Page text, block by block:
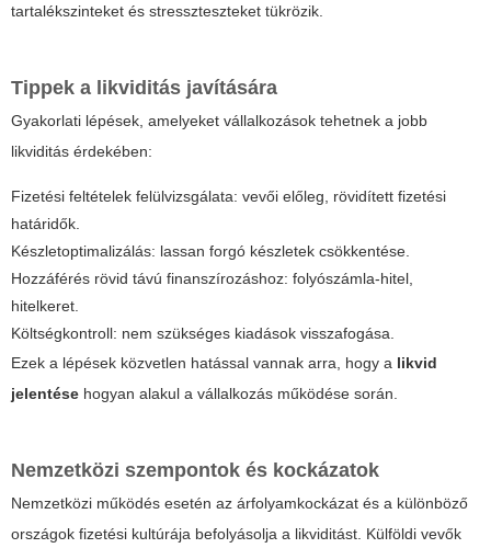
tartalékszinteket és stresszteszteket tükrözik.
Tippek a likviditás javítására
Gyakorlati lépések, amelyeket vállalkozások tehetnek a jobb
likviditás érdekében:
Fizetési feltételek felülvizsgálata: vevői előleg, rövidített fizetési
határidők.
Készletoptimalizálás: lassan forgó készletek csökkentése.
Hozzáférés rövid távú finanszírozáshoz: folyószámla-hitel,
hitelkeret.
Költségkontroll: nem szükséges kiadások visszafogása.
Ezek a lépések közvetlen hatással vannak arra, hogy a likvid
jelentése hogyan alakul a vállalkozás működése során.
Nemzetközi szempontok és kockázatok
Nemzetközi működés esetén az árfolyamkockázat és a különböző
országok fizetési kultúrája befolyásolja a likviditást. Külföldi vevők